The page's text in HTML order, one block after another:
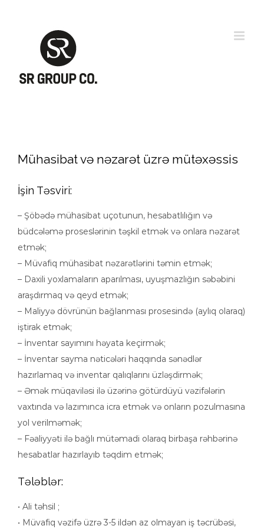
Mühasibat və nəzarət üzrə mütəxəssis
İşin Təsviri:
– Şöbədə mühasibat uçotunun, hesabatlılığın və
büdcələmə proseslərinin təşkil etmək və onlara nəzarət
etmək;
– Müvafiq mühasibat nəzarətlərini təmin etmək;
– Daxili yoxlamaların aparılması, uyuşmazlığın səbəbini
araşdırmaq və qeyd etmək;
– Maliyyə dövrünün bağlanması prosesində (aylıq olaraq)
iştirak etmək;
– İnventar sayımını həyata keçirmək;
– İnventar sayma nəticələri haqqında sənədlər
hazırlamaq və inventar qalıqlarını üzləşdirmək;
– Əmək müqaviləsi ilə üzərinə götürdüyü vəzifələrin
vaxtında və lazımınca icra etmək və onların pozulmasına
yol verilməmək;
– Fəaliyyəti ilə bağlı mütəmadi olaraq birbaşa rəhbərinə
hesabatlar hazırlayıb təqdim etmək;
Tələblər:
• Ali təhsil ;
• Müvafiq vəzifə üzrə 3-5 ildən az olmayan iş təcrübəsi,